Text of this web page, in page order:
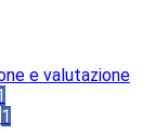
e valutazione
1